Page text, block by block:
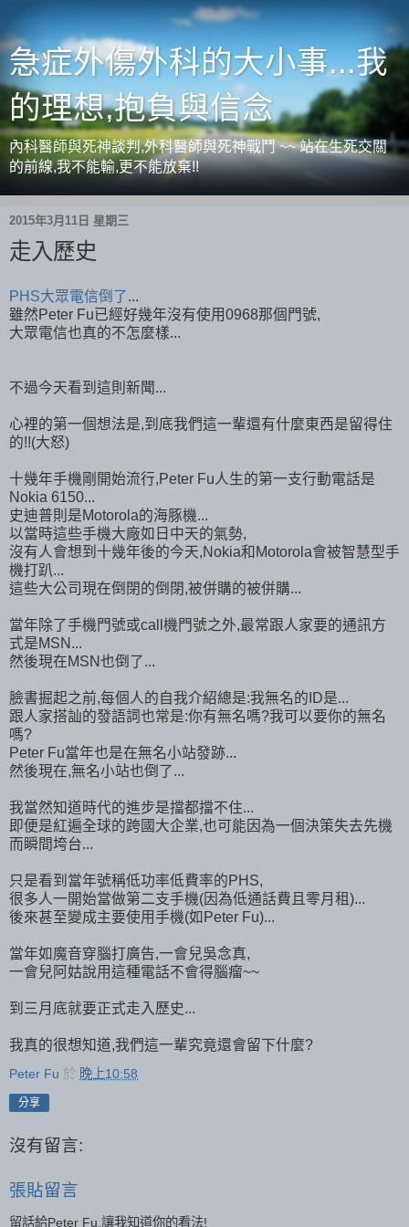
急症外傷外科的大小事...我
的理想,抱負與信念
內科醫師與死神談判,外科醫師與死神戰鬥 ~~ 站在生死交關
的前線,我不能輸,更不能放棄!!
2015年3月11日 星期三
走入歷史
PHS大眾電信倒了...
雖然Peter Fu已經好幾年沒有使用0968那個門號,
大眾電信也真的不怎麼樣...
不過今天看到這則新聞...
心裡的第一個想法是,到底我們這一輩還有什麼東西是留得住
的!!(大怒)
十幾年手機剛開始流行,Peter Fu人生的第一支行動電話是
Nokia 6150...
史迪普則是Motorola的海豚機...
以當時這些手機大廠如日中天的氣勢,
沒有人會想到十幾年後的今天,Nokia和Motorola會被智慧型手
機打趴...
這些大公司現在倒閉的倒閉,被併購的被併購...
當年除了手機門號或call機門號之外,最常跟人家要的通訊方
式是MSN...
然後現在MSN也倒了...
臉書掘起之前,每個人的自我介紹總是:我無名的ID是...
跟人家搭訕的發語詞也常是:你有無名嗎?我可以要你的無名
嗎?
Peter Fu當年也是在無名小站發跡...
然後現在,無名小站也倒了...
我當然知道時代的進步是擋都擋不住...
即便是紅遍全球的跨國大企業,也可能因為一個決策失去先機
而瞬間垮台...
只是看到當年號稱低功率低費率的PHS,
很多人一開始當做第二支手機(因為低通話費且零月租)...
後來甚至變成主要使用手機(如Peter Fu)...
當年如魔音穿腦打廣告,一會兒吳念真,
一會兒阿姑說用這種電話不會得腦瘤~~
到三月底就要正式走入歷史...
我真的很想知道,我們這一輩究竟還會留下什麼?
Peter Fu 於 晚上10:58
分享
沒有留言:
張貼留言
留話給Peter Fu,讓我知道你的看法!